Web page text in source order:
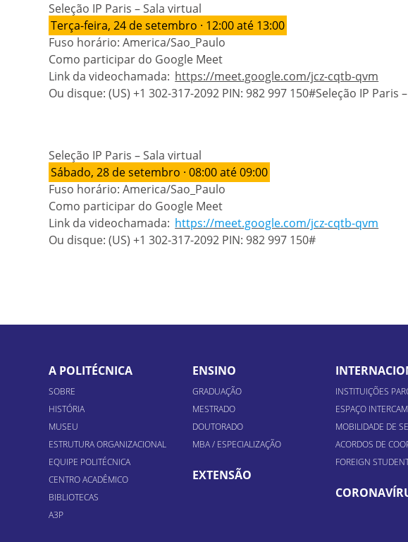
Seleção IP Paris – Sala virtual
Terça-feira, 24 de setembro · 12:00 até 13:00
Fuso horário: America/Sao_Paulo
Como participar do Google Meet
Link da videochamada: https://meet.google.com/jcz-cqtb-qvm
Ou disque: ‪(US) +1 302-317-2092‬ PIN: ‪982 997 150‬#Seleção IP Paris
Seleção IP Paris – Sala virtual
Sábado, 28 de setembro · 08:00 até 09:00
Fuso horário: America/Sao_Paulo
Como participar do Google Meet
Link da videochamada: https://meet.google.com/jcz-cqtb-qvm
Ou disque: ‪(US) +1 302-317-2092‬ PIN: ‪982 997 150‬#
A POLITÉCNICA
SOBRE
HISTÓRIA
MUSEU
ESTRUTURA ORGANIZACIONAL
EQUIPE POLITÉCNICA
CENTRO ACADÊMICO
BIBLIOTECAS
A3P
ENSINO
GRADUAÇÃO
MESTRADO
DOUTORADO
MBA / ESPECIALIZAÇÃO
EXTENSÃO
INSTITUIÇÕES
ESPAÇO
MOBILIDADE DE
ACORDOS DE
FOREIGN